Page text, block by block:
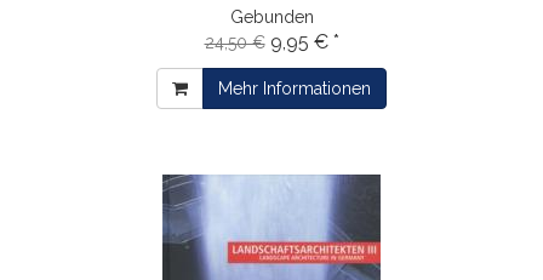
Gebunden
24,50 € 9,95 € *
Mehr Informationen